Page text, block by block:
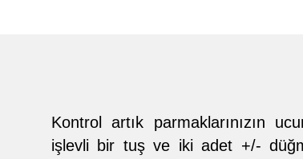
Kontrol artık parmaklarınızın
işlevli bir tuş ve iki adet +/-